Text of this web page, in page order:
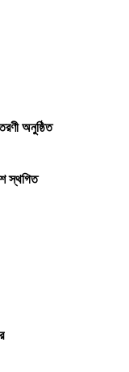
অনুষ্ঠিত
স্থগিত